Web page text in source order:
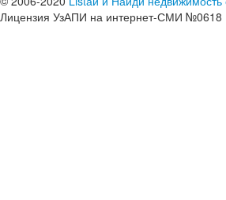
Лицензия УзАПИ на интернет-СМИ №0618